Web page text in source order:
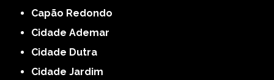
Capão Redondo
Cidade Ademar
Cidade Dutra
Cidade Jardim